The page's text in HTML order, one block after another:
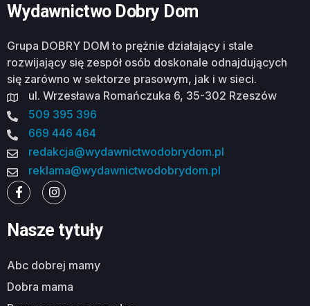
Wydawnictwo Dobry Dom
Grupa DOBRY DOM to prężnie działający i stale
rozwijający się zespół osób doskonale odnajdujących
się zarówno w sektorze prasowym, jak i w sieci.
ul. Wrzesława Romańczuka 6, 35-302 Rzeszów
509 395 396
669 446 464
redakcja@wydawnictwodobrydom.pl
reklama@wydawnictwodobrydom.pl
Nasze tytuły
abc dobrej mamy
dobra mama